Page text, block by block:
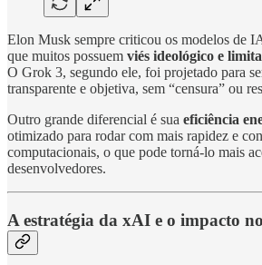
Elon Musk sempre criticou os modelos de
que muitos possuem viés ideológico e
O Grok 3, segundo ele, foi projetado para
transparente e objetiva, sem “censura” ou
Outro grande diferencial é sua eficiência
otimizado para rodar com mais rapidez e
computacionais, o que pode torná-lo mais
desenvolvedores.
A estratégia da xAI e o impacto